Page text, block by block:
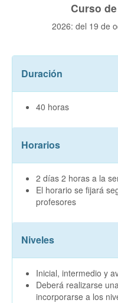
Curso
2026: del 19 de
Duración
40 horas
Horarios
2 días 2 horas a la
El horario se fijará
profesores
Niveles
Inicial, intermedio y
Deberá realizarse
incorporarse a los